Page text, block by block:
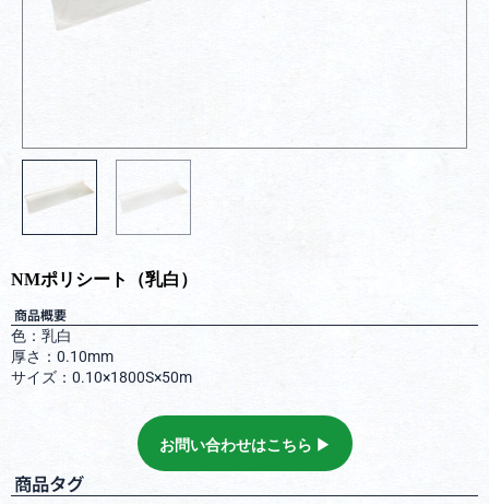
NMポリシート（乳白）
商品概要
色：乳白
厚さ：0.10mm
サイズ：0.10×1800S×50m
お問い合わせはこちら ▶︎
商品タグ